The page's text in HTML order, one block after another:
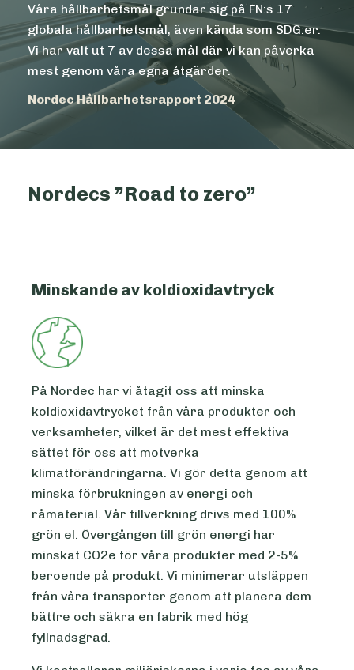
Våra hållbarhetsmål grundar sig på FN:s 17
globala hållbarhetsmål, även kända som SDG:er.
Vi har valt ut 7 av dessa mål där vi kan påverka
mest genom våra egna åtgärder.
Nordec Hållbarhetsrapport 2024
Nordecs ”Road to zero”
Minskande av koldioxidavtryck
På Nordec har vi åtagit oss att minska
koldioxidavtrycket från våra produkter och
verksamheter, vilket är det mest effektiva
sättet för oss att motverka
klimatförändringarna. Vi gör detta genom att
minska förbrukningen av energi och
råmaterial. Vår tillverkning drivs med 100%
grön el. Övergången till grön energi har
minskat CO2e för våra produkter med 2-5%
beroende på produkt. Vi minimerar utsläppen
från våra transporter genom att planera dem
bättre och säkra en fabrik med hög
fyllnadsgrad.